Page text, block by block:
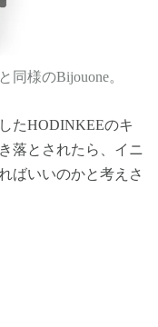
同様のBijouone。
たHODINKEEのキ
落とされたら、イニ
ばいいのかと考えさ